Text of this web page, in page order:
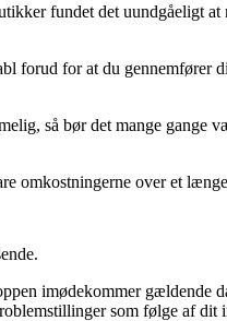
fundet det uundgåeligt at
forud for at du gennemfører
så bør det mange gange
omkostningerne over et
imødekommer gældende
som følge af dit